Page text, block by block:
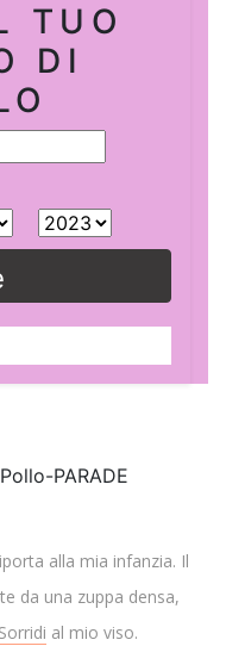
TUO
DI
alla mia infanzia. Il
da una zuppa densa,
Sorridi al mio viso.